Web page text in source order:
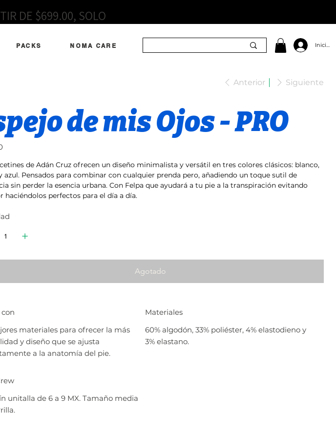
DE $699.00, SOLO
PACKS NOMA CARE Iniciar
Anterior Siguiente
de mis Ojos - PRO
de Adán Cruz ofrecen un diseño minimalista y versátil en tres colores clásicos: blanco,
azul. Pensados para combinar con cualquier prenda pero, añadiendo un toque sutil de
sin perder la esencia urbana. Con Felpa que ayudará a tu pie a la transpiración evitando
haciéndolos perfectos para el día a día.
Agotado
materiales para ofrecer la más
y diseño que se ajusta
a la anatomía del pie.
Materiales
60% algodón, 33% poliéster, 4% elastodieno y
3% elastano.
unitalla de 6 a 9 MX. Tamaño media